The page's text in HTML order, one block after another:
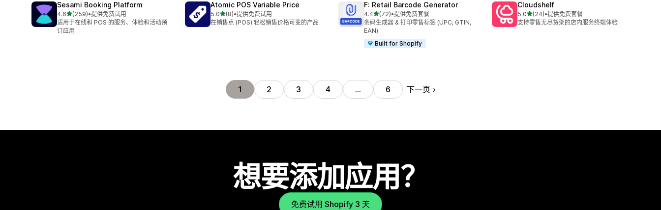
Sesami Booking Platform
4.6星（满分 5 星）
(259)
总共 259 条评论
•提供免费试用
适用于在线和 POS 的服务、体验和活动预
订应用
Atomic POS Variable Price
5.0星（满分 5 星）
(8)
总共 8 条评论
•提供免费试用
在销售点 (POS) 轻松销售价格可变的产品
F: Retail Barcode Generator
4.4星（满分 5 星）
(72)
总共 72 条评论
•提供免费套餐
条码生成器 & 打印零售标签 (UPC, GTIN,
EAN)
Built for Shopify
Cloudshelf
5.0星（满分 5 星）
(24)
总共 24 条评论
•提供免费套餐
支持零售无尽货架的店内服务终端体验
1 2 3 4 … 6 下一页
想要添加应用？
免费试用 Shopify 3 天